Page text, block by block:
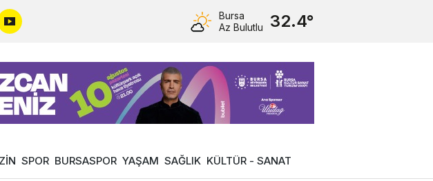
Bursa
Az Bulutlu
32.4°
SPOR BURSASPOR YAŞAM SAĞLIK KÜLTÜR - SANAT